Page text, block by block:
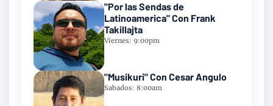
"Por las Sendas de
Latinoamerica" Con Frank
Takillajta
Viernes: 9:00pm
"Musikuri" Con Cesar Angulo
Sabados: 8:00am